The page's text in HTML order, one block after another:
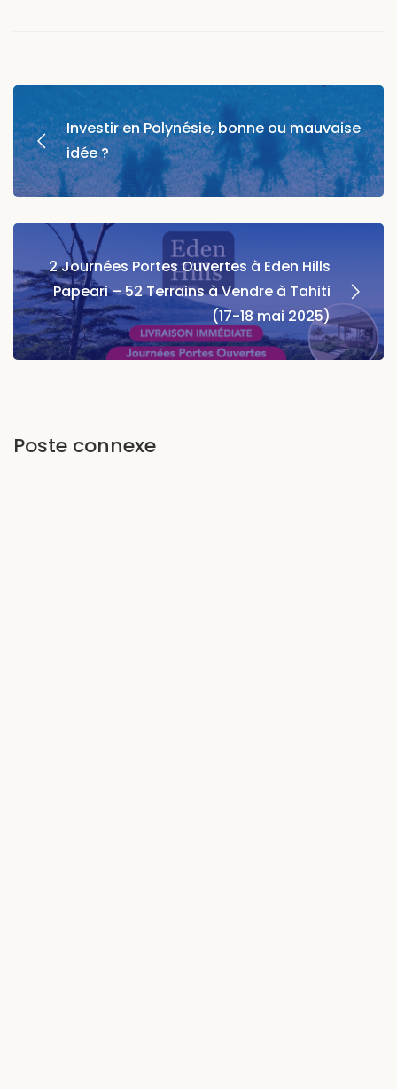
Investir en Polynésie, bonne ou mauvaise
idée ?
2 Journées Portes Ouvertes à Eden Hills
Papeari – 52 Terrains à Vendre à Tahiti
(17-18 mai 2025)
Poste connexe